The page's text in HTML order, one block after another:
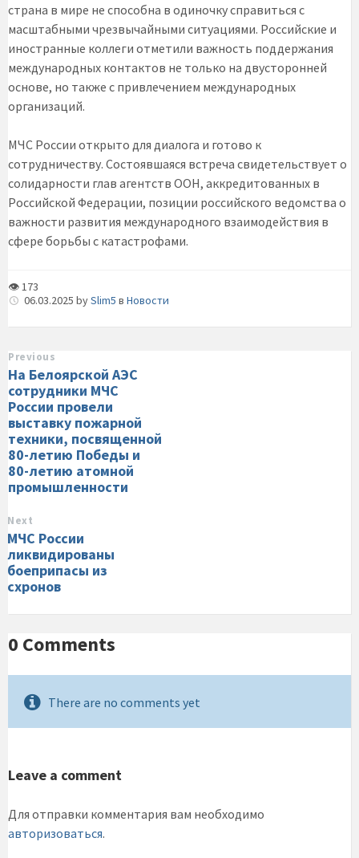
страна в мире не способна в одиночку справиться с
масштабными чрезвычайными ситуациями. Российские и
иностранные коллеги отметили важность поддержания
международных контактов не только на двусторонней
основе, но также с привлечением международных
организаций.
МЧС России открыто для диалога и готово к
сотрудничеству. Состоявшаяся встреча свидетельствует о
солидарности глав агентств ООН, аккредитованных в
Российской Федерации, позиции российского ведомства о
важности развития международного взаимодействия в
сфере борьбы с катастрофами.
👁 173
06.03.2025 bySlim5 в Новости
Previous
На Белоярской АЭС
сотрудники МЧС
России провели
выставку пожарной
техники, посвященной
80-летию Победы и
80-летию атомной
промышленности
Next
МЧС России
ликвидированы
боеприпасы из
схронов
0 Comments
There are no comments yet
Leave a comment
Для отправки комментария вам необходимо
авторизоваться.